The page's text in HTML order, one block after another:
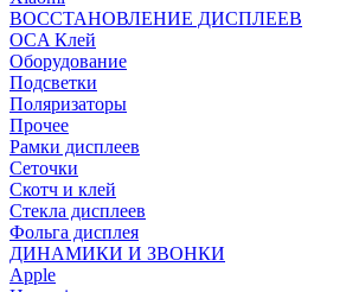
ВОССТАНОВЛЕНИЕ ДИСПЛЕЕВ
OCA Клей
Оборудование
Подсветки
Поляризаторы
Прочее
Рамки дисплеев
Сеточки
Скотч и клей
Стекла дисплеев
Фольга дисплея
ДИНАМИКИ И ЗВОНКИ
Apple